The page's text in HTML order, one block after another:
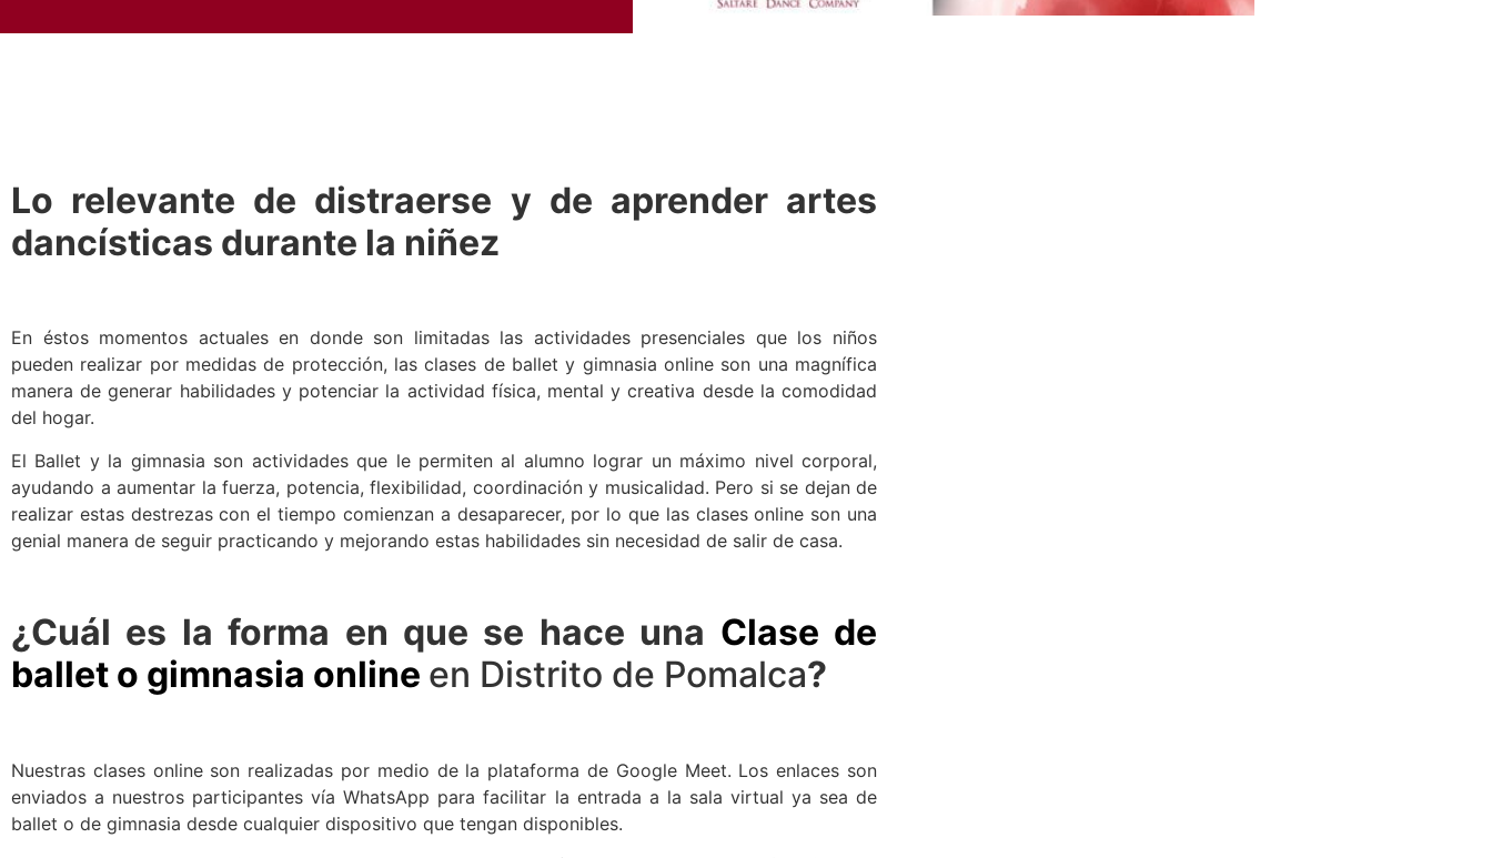
Lo relevante de distraerse y de aprender artes
dancísticas durante la niñez
En éstos momentos actuales en donde son limitadas las actividades presenciales que los niños
pueden realizar por medidas de protección, las clases de ballet y gimnasia online son una magnífica
manera de generar habilidades y potenciar la actividad física, mental y creativa desde la comodidad
del hogar.
El Ballet y la gimnasia son actividades que le permiten al alumno lograr un máximo nivel corporal,
ayudando a aumentar la fuerza, potencia, flexibilidad, coordinación y musicalidad. Pero si se dejan de
realizar estas destrezas con el tiempo comienzan a desaparecer, por lo que las clases online son una
genial manera de seguir practicando y mejorando estas habilidades sin necesidad de salir de casa.
¿Cuál es la forma en que se hace una Clase de
ballet o gimnasia online en Distrito de Pomalca?
Nuestras clases online son realizadas por medio de la plataforma de Google Meet. Los enlaces son
enviados a nuestros participantes vía WhatsApp para facilitar la entrada a la sala virtual ya sea de
ballet o de gimnasia desde cualquier dispositivo que tengan disponibles.